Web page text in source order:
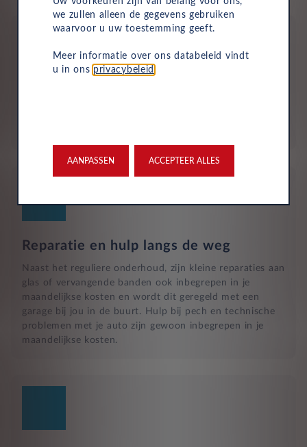
Reparatie en hulp langs de weg
Naast het reguliere onderhoud, zijn kleine reparaties aan
glas of vervangende banden ook inbegrepen in je
maandelijkse kosten en wordt dit geregeld met een
garage bij jou in de buurt. Hulp bij pech en technische
problemen met je auto zijn gewoon inbegrepen in je
maandelijkse kosten.
we zullen alleen de gegevens gebruiken
waarvoor u uw toestemming geeft.
Meer informatie over ons databeleid vindt
u in ons privacybeleid
AANPASSEN ACCEPTEER ALLES